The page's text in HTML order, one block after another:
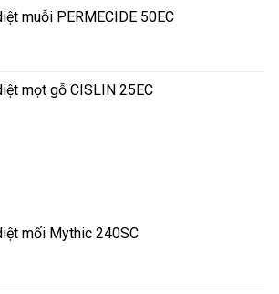
muỗi PERMECIDE 50EC
mọt gỗ CISLIN 25EC
mối Mythic 240SC